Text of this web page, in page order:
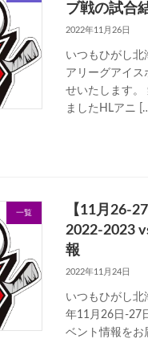
ブ戦の試合
2022年11月26日
いつもひがし北
アリーグアイス
せいたします。
ましたHLアニ
一覧
【11月26-
2022-2023
報
2022年11月24日
いつもひがし
年11月26日-27
ベント情報をお